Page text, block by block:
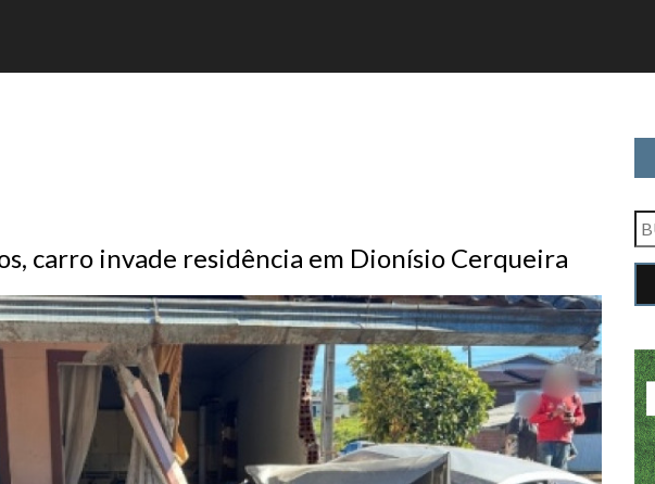
carro invade residência em Dionísio Cerqueira